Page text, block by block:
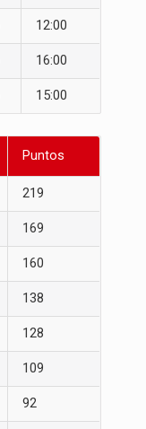
12:00
16:00
15:00
Puntos
219
169
160
138
128
109
92